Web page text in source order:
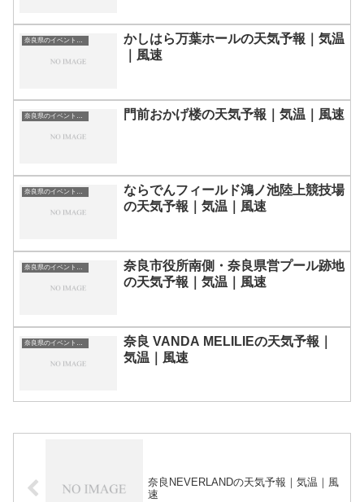
奈良県のイベント会場一覧
かしはら万葉ホールの天気予報｜気温
｜風速
奈良県のイベント会場一覧 門前おかげ楼の天気予報｜気温｜風速
ならでんフィールド鴻ノ池陸上競技場
の天気予報｜気温｜風速
奈良市役所南側・奈良県営プール跡地
の天気予報｜気温｜風速
奈良 VANDA MELILIEの天気予報｜
気温｜風速
奈良NEVERLANDの天気予報｜気温｜風
速